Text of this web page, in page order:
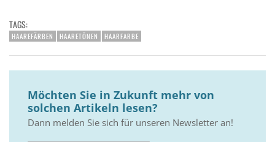
TAGS:
HAAREFÄRBEN HAARETÖNEN HAARFARBE
Möchten Sie in Zukunft mehr von
solchen Artikeln lesen?
Dann melden Sie sich für unseren Newsletter an!